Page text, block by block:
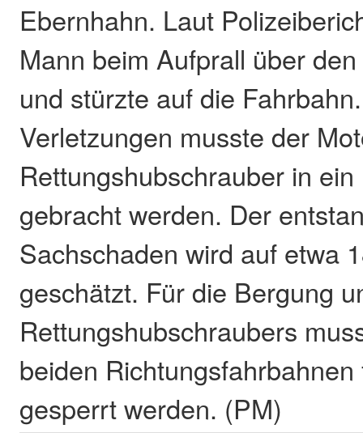
Ebernhahn. Laut
Mann beim Aufprall über
und stürzte auf die
Verletzungen musste der
Rettungshubschrauber in
gebracht werden. Der
Sachschaden wird auf etwa
geschätzt. Für die Bergung
Rettungshubschraubers
beiden
gesperrt werden. (PM)